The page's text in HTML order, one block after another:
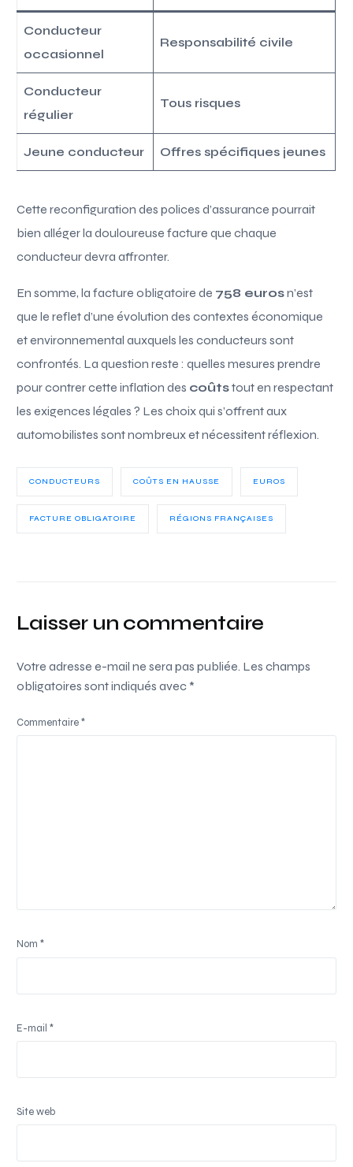
Conducteur
occasionnel
Responsabilité civile
Conducteur
régulier
Tous risques
Jeune conducteur Offres spécifiques jeunes
Cette reconfiguration des polices d’assurance pourrait
bien alléger la douloureuse facture que chaque
conducteur devra affronter.
En somme, la facture obligatoire de 758 eurosn’est
que le reflet d’une évolution des contextes économique
et environnemental auxquels les conducteurs sont
confrontés. La question reste : quelles mesures prendre
pour contrer cette inflation des coûtstout en respectant
les exigences légales ? Les choix qui s’offrent aux
automobilistes sont nombreux et nécessitent réflexion.
CONDUCTEURS COÛTS EN HAUSSE EUROS
FACTURE OBLIGATOIRE RÉGIONS FRANÇAISES
Laisser un commentaire
Votre adresse e-mail ne sera pas publiée. Les champs
obligatoires sont indiqués avec *
Commentaire*
Nom*
E-mail*
Site web